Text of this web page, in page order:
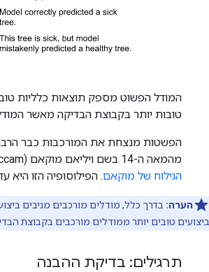
המודל הפשוט מספק תוצאות כלליות
טובות יותר בקבוצת הבדיקה מאשר
הפשטות מנצחת את המורכבות כבר
מהמאה ה-14 בשם ויליאם מוקאם (William of Occam) הגדיר באופן רשמי את העדפת הפשטות בפילוסופיה שנקראת
הגילוח של מוקאם. הפילוסופיה הזו היא
הערה: בדרך כלל, מודלים מורכבים מניבים
ביצועים טובים יותר ממודלים מורכבים בקבוצת
תרגילים: בדיקת ההבנה